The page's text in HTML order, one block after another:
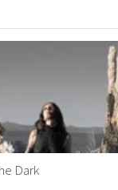
Dark